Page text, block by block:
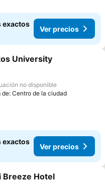
exactos
Ver precios
a favoritos
University
no disponible
de: Centro de la ciudad
exactos
Ver precios
a favoritos
Breeze Hotel